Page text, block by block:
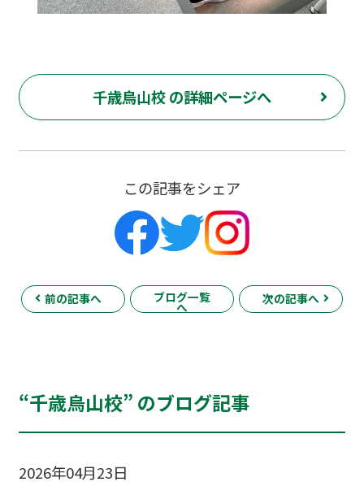
千歳烏山校 の詳細ページへ
この記事をシェア
前の記事へ ブログ一覧
へ
次の記事へ
“千歳烏山校” のブログ記事
2026年04月23日